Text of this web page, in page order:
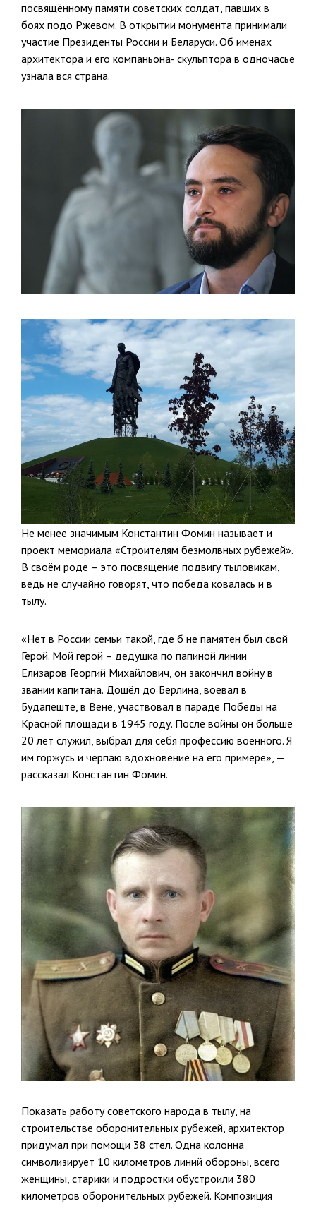
посвящённому памяти советских солдат, павших в
боях подо Ржевом. В открытии монумента принимали
участие Президенты России и Беларуси. Об именах
архитектора и его компаньона- скульптора в одночасье
узнала вся страна.
Не менее значимым Константин Фомин называет и
проект мемориала «Строителям безмолвных рубежей».
В своём роде – это посвящение подвигу тыловикам,
ведь не случайно говорят, что победа ковалась и в
тылу.
«Нет в России семьи такой, где б не памятен был свой
Герой. Мой герой – дедушка по папиной линии
Елизаров Георгий Михайлович, он закончил войну в
звании капитана. Дошёл до Берлина, воевал в
Будапеште, в Вене, участвовал в параде Победы на
Красной площади в 1945 году. После войны он больше
20 лет служил, выбрал для себя профессию военного. Я
им горжусь и черпаю вдохновение на его примере», —
рассказал Константин Фомин.
Показать работу советского народа в тылу, на
строительстве оборонительных рубежей, архитектор
придумал при помощи 38 стел. Одна колонна
символизирует 10 километров линий обороны, всего
женщины, старики и подростки обустроили 380
километров оборонительных рубежей. Композиция